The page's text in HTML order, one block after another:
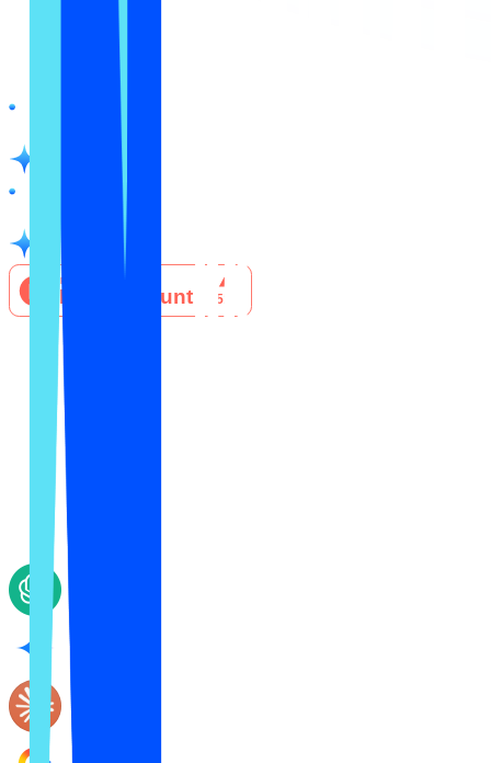
Рекомендует ли AI
товары?
Mention Network это платформа AI-видимости для
электронной коммерции. Сегодня она помогает
реселлерам на Shopify попадать в ответы ИИ, когда
покупатели спрашивают, где купить товар, и
показывает, как именно попасть в выбор.